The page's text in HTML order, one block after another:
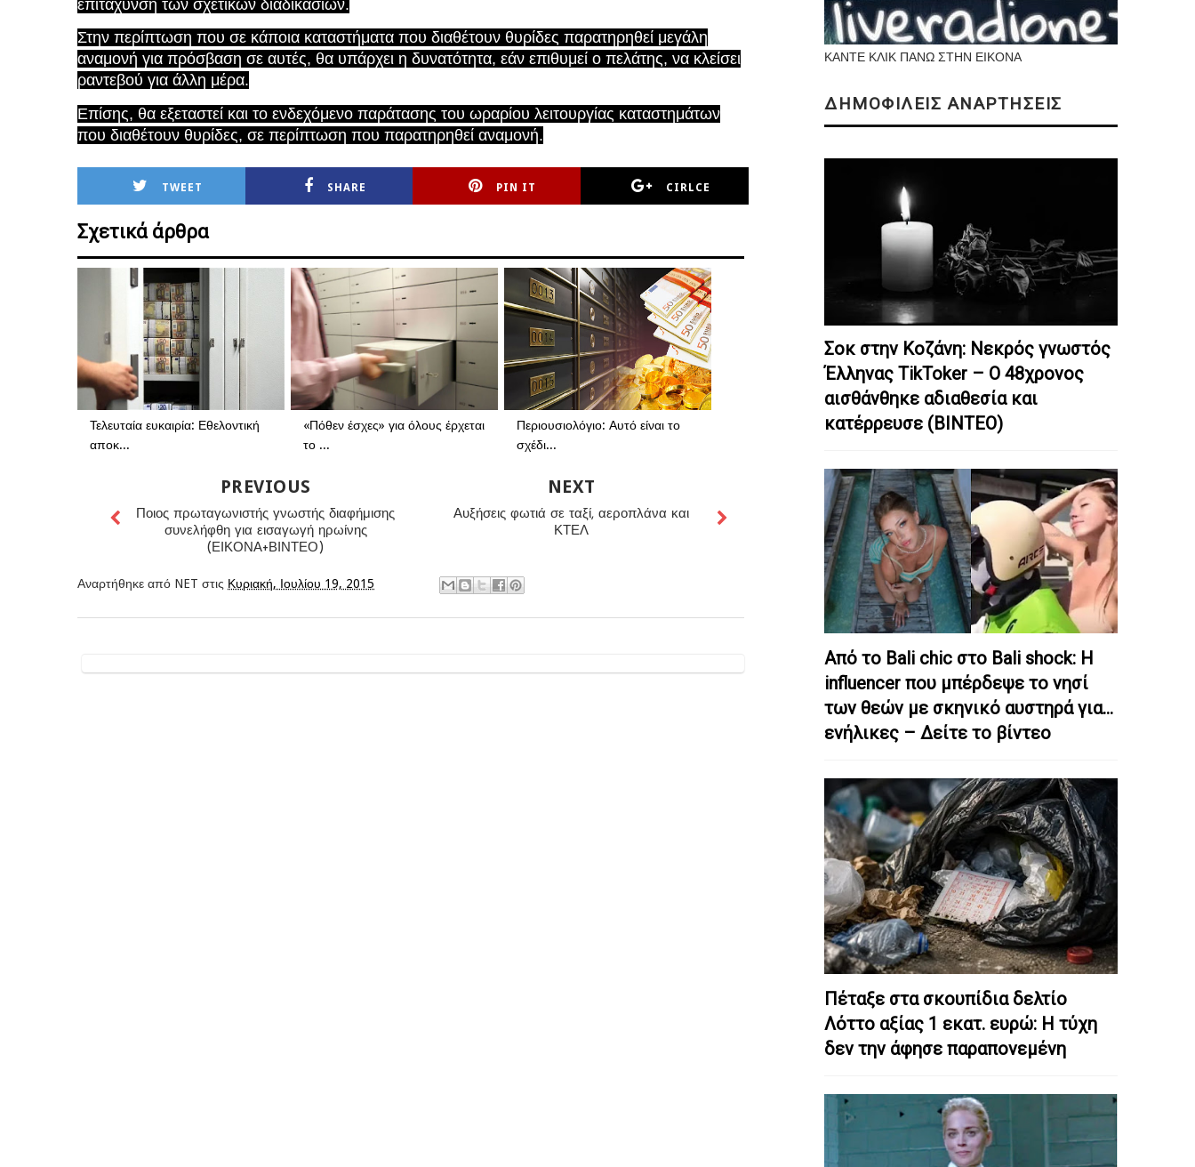
επιτάχυνση των σχετικών διαδικασιών.
Στην περίπτωση που σε κάποια καταστήματα που διαθέτουν θυρίδες παρατηρηθεί μεγάλη
αναμονή για πρόσβαση σε αυτές, θα υπάρχει η δυνατότητα, εάν επιθυμεί ο πελάτης, να κλείσει
ραντεβού για άλλη μέρα.
Επίσης, θα εξεταστεί και το ενδεχόμενο παράτασης του ωραρίου λειτουργίας καταστημάτων
που διαθέτουν θυρίδες, σε περίπτωση που παρατηρηθεί αναμονή.
TWEET SHARE PIN IT CIRLCE
Σχετικά άρθρα
Τελευταία ευκαιρία: Εθελοντική
αποκ...
«Πόθεν έσχες» για όλους έρχεται
το ...
Περιουσιολόγιο: Αυτό είναι το
σχέδι...
NEXT
Αυξήσεις φωτιά σε ταξί, αεροπλάνα και
ΚΤΕΛ
PREVIOUS
Ποιος πρωταγωνιστής γνωστής διαφήμισης
συνελήφθη για εισαγωγή ηρωίνης
(ΕΙΚΟΝΑ+ΒΙΝΤΕΟ)
Αναρτήθηκε από NET στις Κυριακή, Ιουλίου 19, 2015
ΚΑΝΤΕ ΚΛΙΚ ΠΑΝΩ ΣΤΗΝ ΕΙΚΟΝΑ
ΔΗΜΟΦΙΛΕΙΣ ΑΝΑΡΤΗΣΕΙΣ
Σοκ στην Κοζάνη: Nεκρός γνωστός
Έλληνας TikToker – Ο 48χρονος
αισθάνθηκε αδιαθεσία και
κατέρρευσε (ΒΙΝΤΕΟ)
Από το Bali chic στο Bali shock: Η
influencer που μπέρδεψε το νησί
των θεών με σκηνικό αυστηρά για…
ενήλικες – Δείτε το βίντεο
Πέταξε στα σκουπίδια δελτίο
Λόττο αξίας 1 εκατ. ευρώ: Η τύχη
δεν την άφησε παραπονεμένη